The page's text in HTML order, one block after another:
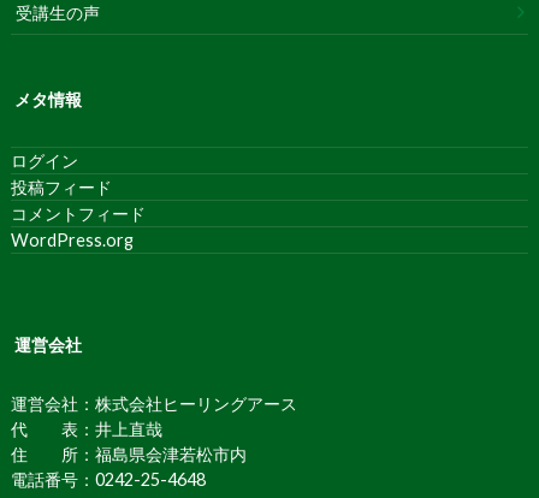
受講生の声
メタ情報
ログイン
投稿フィード
コメントフィード
WordPress.org
運営会社
運営会社：株式会社ヒーリングアース
代 表：井上直哉
住 所：福島県会津若松市内
電話番号：0242-25-4648